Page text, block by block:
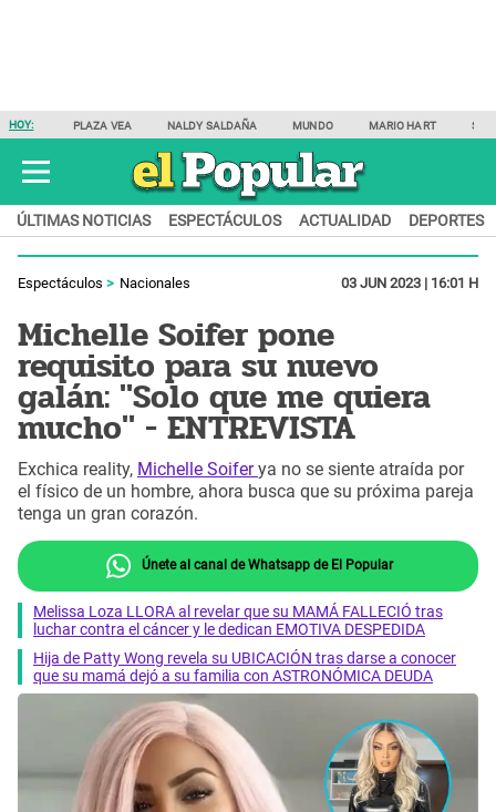
HOY: PLAZA VEA NALDY SALDAÑA MUNDO MARIO HART
ÚLTIMAS NOTICIAS ESPECTÁCULOS ACTUALIDAD DEPORTES
Espectáculos Nacionales 03 JUN 2023 | 16:01 H
Michelle Soifer pone
requisito para su nuevo
galán: "Solo que me quiera
mucho" - ENTREVISTA
Exchica reality, Michelle Soiferya no se siente atraída por
el físico de un hombre, ahora busca que su próxima pareja
tenga un gran corazón.
Únete al canal de Whatsapp de El Popular
Melissa Loza LLORA al revelar que su MAMÁ FALLECIÓ tras
luchar contra el cáncer y le dedican EMOTIVA DESPEDIDA
Hija de Patty Wong revela su UBICACIÓN tras darse a conocer
que su mamá dejó a su familia con ASTRONÓMICA DEUDA